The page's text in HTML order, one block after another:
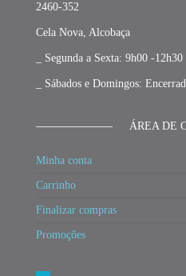
2460-352
Cela Nova, Alcobaça
_ Segunda a Sexta: 9h00 -
_ Sábados e Domingos:
ÁREA DE
Minha conta
Carrinho
Finalizar compras
Promoções